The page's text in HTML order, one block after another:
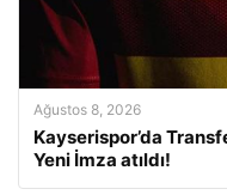
Ağustos 8, 2026
Kayserispor’da
Yeni İmza atıldı!